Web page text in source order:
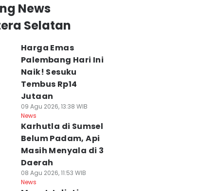
News
Selatan
Harga Emas
Palembang Hari Ini
Naik! Sesuku
Tembus Rp14
Jutaan
09 Agu 2026, 13:38 WIB
News
Karhutla di Sumsel
Belum Padam, Api
Masih Menyala di 3
Daerah
08 Agu 2026, 11:53 WIB
News